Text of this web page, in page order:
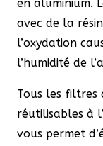
en aluminium.
avec de la
l’oxydation
l’humidité de
Tous les filtres
réutilisables à
vous permet